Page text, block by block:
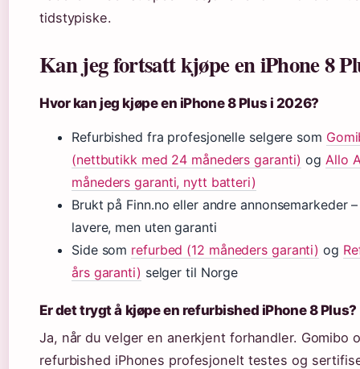
tidstypiske.
Kan jeg fortsatt kjøpe en iPhone 8
Hvor kan jeg kjøpe en iPhone 8 Plus i 2026?
Refurbished fra profesjonelle selgere som
(nettbutikk med 24 måneders garanti) ogAllo
måneders garanti, nytt batteri)
Brukt på Finn.no eller andre annonsemarkeder
lavere, men uten garanti
Side som refurbed (12 måneders garanti) og
års garanti) selger til Norge
Er det trygt å kjøpe en refurbished iPhone 8 Plus?
Ja, når du velger en anerkjent forhandler. Gomibo
refurbished iPhones profesjonelt testes og